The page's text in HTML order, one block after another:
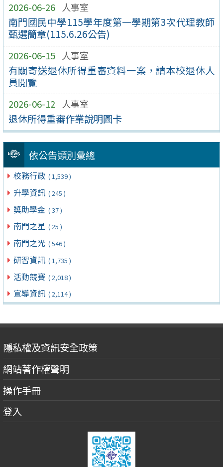
2026-06-26 人事室
南門國民中學115學年度第一學期第3次代理教師
甄選簡章(115.6.26公告)
2026-06-15 人事室
有關寄送退休所得重審資料一案，請本校退休⼈
員閱覽
2026-06-12 人事室
退休所得重審作業說明圖卡
依公告類別彙總
校務行政 ( 1,539 )
升學資訊 ( 245 )
獎助學金 ( 37 )
南門之星 ( 25 )
南門之光 ( 546 )
研習資訊 ( 1,735 )
活動競賽 ( 2,018 )
宣導資訊 ( 2,114 )
隱私權及資訊安全政策
網站著作權聲明
操作手冊
登入